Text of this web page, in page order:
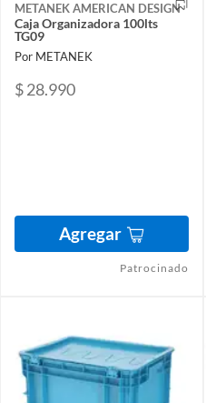
METANEK AMERICAN DESIGN
Caja Organizadora 100lts
TG09
Por METANEK
$ 28.990
Agregar
Patrocinado